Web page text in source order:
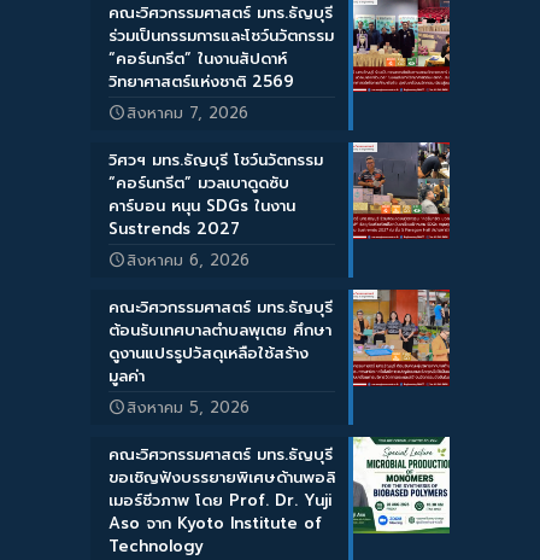
คณะวิศวกรรมศาสตร์ มทร.ธัญบุรี
ร่วมเป็นกรรมการและโชว์นวัตกรรม
“คอร์นกรีต” ในงานสัปดาห์
วิทยาศาสตร์แห่งชาติ 2569
สิงหาคม 7, 2026
วิศวฯ มทร.ธัญบุรี โชว์นวัตกรรม
“คอร์นกรีต” มวลเบาดูดซับ
คาร์บอน หนุน SDGs ในงาน
Sustrends 2027
สิงหาคม 6, 2026
คณะวิศวกรรมศาสตร์ มทร.ธัญบุรี
ต้อนรับเทศบาลตำบลพุเตย ศึกษา
ดูงานแปรรูปวัสดุเหลือใช้สร้าง
มูลค่า
สิงหาคม 5, 2026
คณะวิศวกรรมศาสตร์ มทร.ธัญบุรี
ขอเชิญฟังบรรยายพิเศษด้านพอลิ
เมอร์ชีวภาพ โดย Prof. Dr. Yuji
Aso จาก Kyoto Institute of
Technology